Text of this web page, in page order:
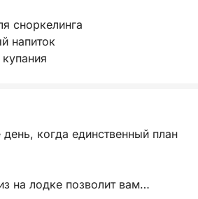
сноркелинга
напиток
когда единственный план
на лодке позволит вам